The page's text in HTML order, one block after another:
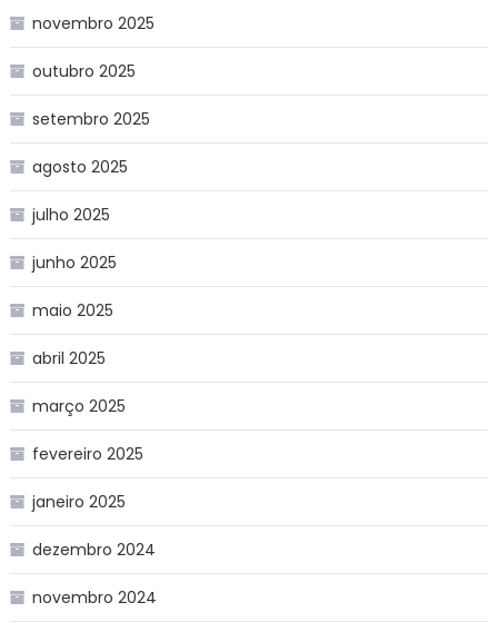
novembro 2025
outubro 2025
setembro 2025
agosto 2025
julho 2025
junho 2025
maio 2025
abril 2025
março 2025
fevereiro 2025
janeiro 2025
dezembro 2024
novembro 2024